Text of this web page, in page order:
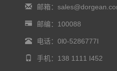
邮箱：
邮编：100088
电话：0l0-5286777I
手机：138 1111 I452